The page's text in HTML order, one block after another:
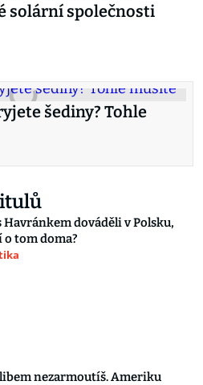
solární společnosti
šediny? Tohle
Havránkem dováděli v Polsku,
o tom doma?
nezarmoutíš. Ameriku